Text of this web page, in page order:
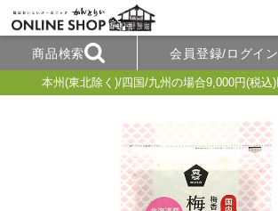
商品検索 会員登録/ログイン
本州(東北除く)/四国/九州の場合9,000円(税込